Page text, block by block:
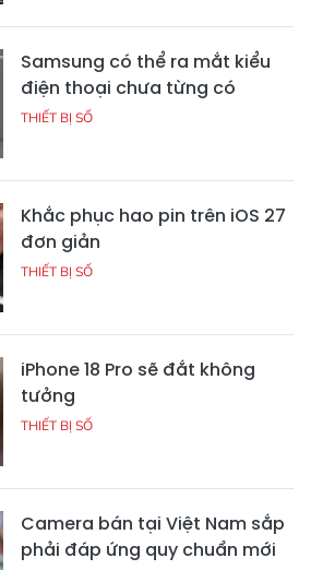
Samsung có thể ra mắt kiểu
điện thoại chưa từng có
THIẾT BỊ SỐ
Khắc phục hao pin trên iOS 27
đơn giản
THIẾT BỊ SỐ
iPhone 18 Pro sẽ đắt không
tưởng
THIẾT BỊ SỐ
Camera bán tại Việt Nam sắp
phải đáp ứng quy chuẩn mới